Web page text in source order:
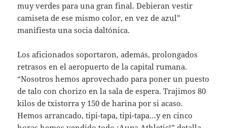
muy verdes para una gran final. Debieran vestir
camiseta de ese mismo color, en vez de azul”
manifiesta una socia daltónica.
Los aficionados soportaron, además, prolongados
retrasos en el aeropuerto de la capital rumana.
“Nosotros hemos aprovechado para poner un puesto
de talo con chorizo en la sala de espera. Trajimos 80
kilos de txistorra y 150 de harina por si acaso.
Hemos arrancado, tipi-tapa, tipi-tapa…y en cinco